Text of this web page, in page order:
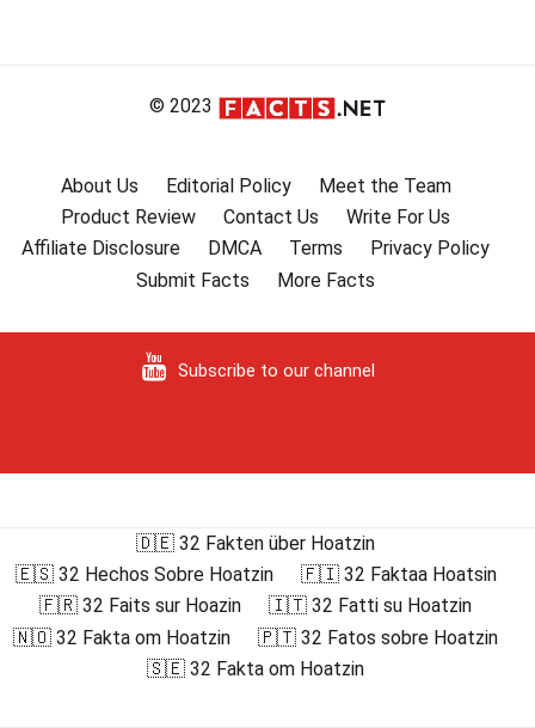
© 2023
About Us Editorial Policy
Meet the Team
Product Review
Contact Us
Write For Us
Affiliate Disclosure
DMCA Terms
Privacy Policy
Submit Facts
More Facts
Subscribe to our channel
🇩🇪 32 Fakten über Hoatzin
🇪🇸 32 Hechos Sobre Hoatzin
🇫🇮 32 Faktaa Hoatsin
🇫🇷 32 Faits sur Hoazin
🇮🇹 32 Fatti su Hoatzin
🇳🇴 32 Fakta om Hoatzin
🇵🇹 32 Fatos sobre Hoatzin
🇸🇪 32 Fakta om Hoatzin